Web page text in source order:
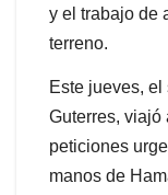
y el trabajo de
terreno.
Este jueves,
Guterres, viajó
peticiones
manos de